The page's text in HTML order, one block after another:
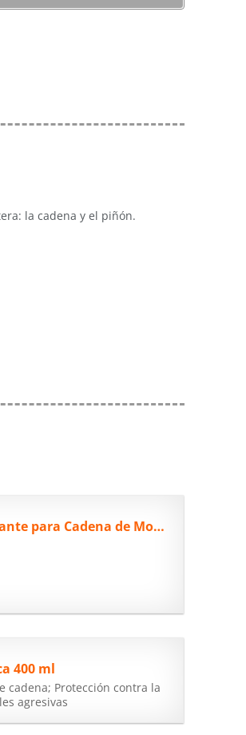
la cadena y el piñón.
Castrol 17096540 - Spray lubricante para Cadena de Motocicleta con Juntas...
400 ml
cadena; Protección contra la
agresivas